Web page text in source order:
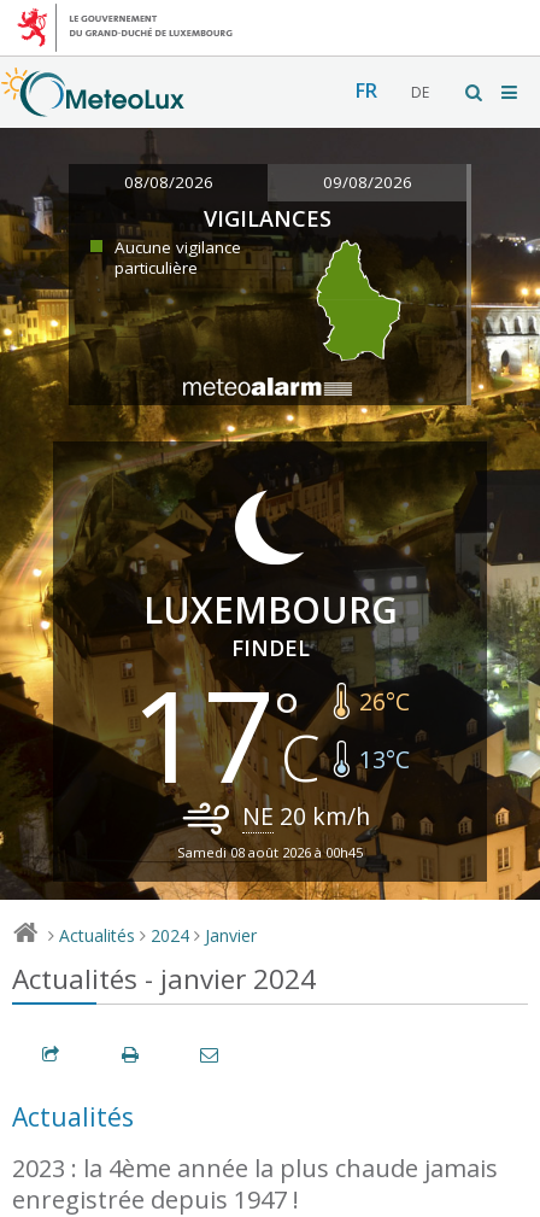
FR DE
08/08/2026 09/08/2026
VIGILANCES
Aucune vigilance
particulière
LUXEMBOURG
FINDEL
17 26°C
13°C
NE 20 km/h
Samedi 08 août 2026 à 00h45
> Actualités > 2024 > Janvier
Actualités - janvier 2024
Actualités
2023 : la 4ème année la plus chaude jamais
enregistrée depuis 1947 !